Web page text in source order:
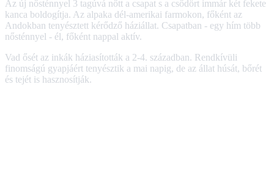
Az új nősténnyel 3 tagúvá nőtt a csapat s a csődört immár két fekete
kanca boldogítja. Az alpaka dél-amerikai farmokon, főként az
Andokban tenyésztett kérődző háziállat. Csapatban - egy hím több
nősténnyel - él, főként nappal aktív.
Vad ősét az inkák háziasították a 2-4. században. Rendkívüli
finomságú gyapjáért tenyésztik a mai napig, de az állat húsát, bőrét
és tejét is hasznosítják.